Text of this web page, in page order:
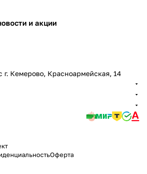
и акции
г. Кемерово, Красноармейская, 14
Оферта